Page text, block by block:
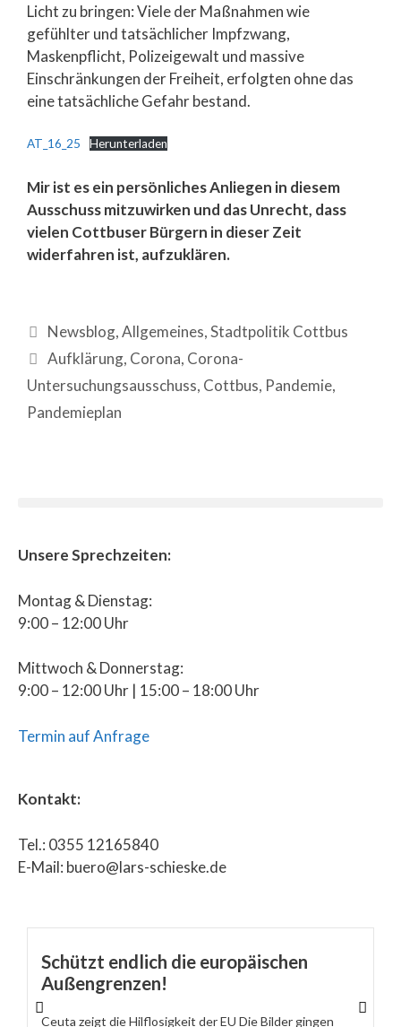
Licht zu bringen: Viele der Maßnahmen wie
gefühlter und tatsächlicher Impfzwang,
Maskenpflicht, Polizeigewalt und massive
Einschränkungen der Freiheit, erfolgten ohne das
eine tatsächliche Gefahr bestand.
AT_16_25 Herunterladen
Mir ist es ein persönliches Anliegen in diesem
Ausschuss mitzuwirken und das Unrecht, dass
vielen Cottbuser Bürgern in dieser Zeit
widerfahren ist, aufzuklären.
Newsblog,Allgemeines,Stadtpolitik Cottbus
Aufklärung, Corona, Corona-
Untersuchungsausschuss, Cottbus, Pandemie,
Pandemieplan
Unsere Sprechzeiten:
Montag & Dienstag:
9:00 – 12:00 Uhr
Mittwoch & Donnerstag:
9:00 – 12:00 Uhr | 15:00 – 18:00 Uhr
Termin auf Anfrage
Kontakt:
Tel.: 0355 12165840
E-Mail: buero@lars-schieske.de
Schützt endlich die europäischen
Außengrenzen!
Ceuta zeigt die Hilflosigkeit der EU Die Bilder gingen